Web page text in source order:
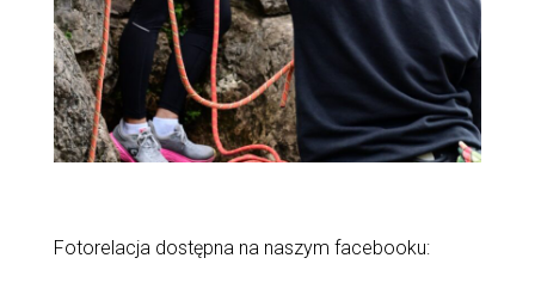
Fotorelacja dostępna na naszym facebooku: